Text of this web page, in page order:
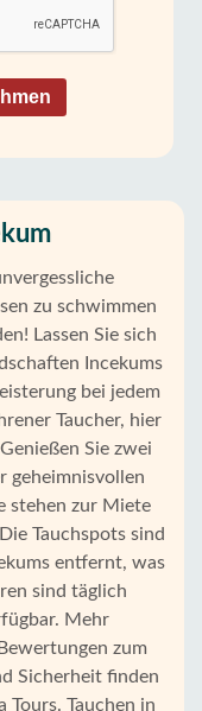
zu schwimmen
Lassen Sie sich
Incekums
bei jedem
Taucher, hier
Sie zwei
geheimnisvollen
stehen zur Miete
Tauchspots sind
entfernt, was
sind täglich
Mehr
zum
Sicherheit finden
Tours. Tauchen in